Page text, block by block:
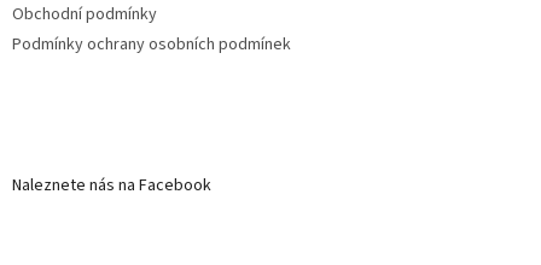
Obchodní podmínky
Podmínky ochrany osobních podmínek
Naleznete nás na Facebook